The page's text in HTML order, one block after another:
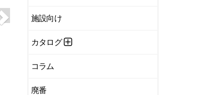
施設向け
カタログ
コラム
廃番